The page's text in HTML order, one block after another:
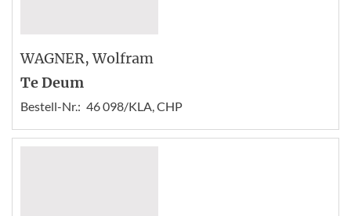
WAGNER, Wolfram
Te Deum
Bestell-Nr.: 46 098/KLA, CHP